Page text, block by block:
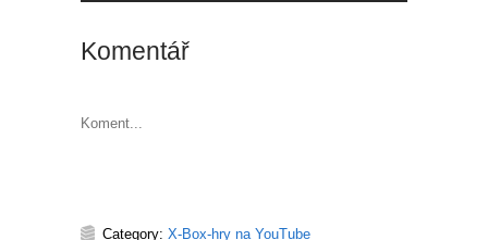
Komentář
Koment...
Category: X-Box-hry na YouTube